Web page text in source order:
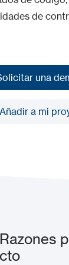
de
una
Añadir a mi